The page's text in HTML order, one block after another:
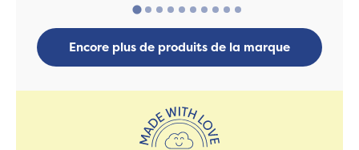
Encore plus de produits de la marque